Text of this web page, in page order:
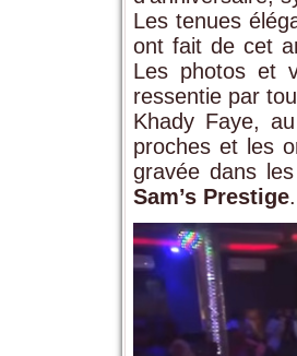
Les tenues
ont fait de cet
Les photos et
ressentie par
Khady Faye,
proches et les
gravée dans
Sam’s Prestige.